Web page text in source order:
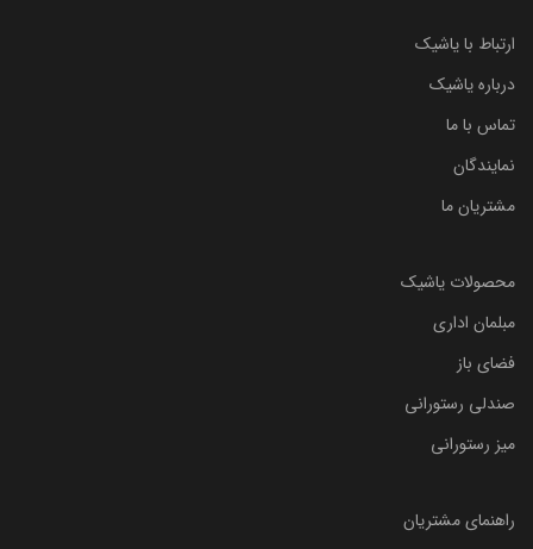
ارتباط با یاشیک
درباره یاشیک
تماس با ما
نمایندگان
مشتریان ما
محصولات یاشیک
مبلمان اداری
فضای باز
صندلی رستورانی
میز رستورانی
راهنمای مشتریان